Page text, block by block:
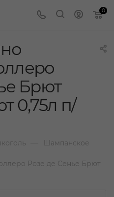
0
Брют
0,75л п/
Шампанское
Розе де Сенье Брют